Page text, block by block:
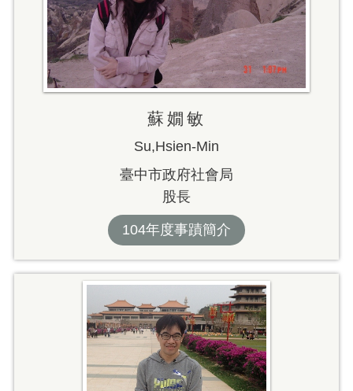
蘇嫺敏
Su,Hsien-Min
臺中市政府社會局
股長
104年度事蹟簡介